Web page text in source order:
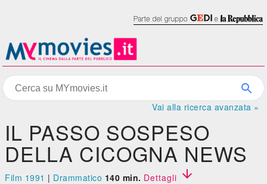
Vai alla ricerca avanzata »
IL PASSO SOSPESO
DELLA CICOGNA NEWS
Film 1991 | Drammatico 140 min. Dettagli 